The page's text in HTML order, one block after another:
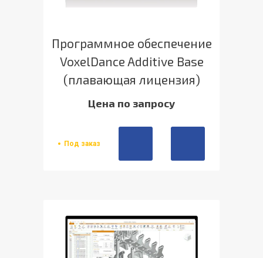
Программное обеспечение
VoxelDance Additive Base
(плавающая лицензия)
Цена по запросу
Под заказ